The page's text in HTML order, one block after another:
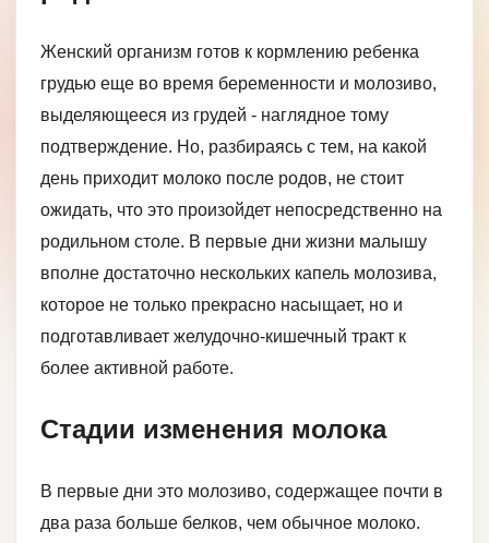
Женский организм готов к кормлению ребенка
грудью еще во время беременности и молозиво,
выделяющееся из грудей - наглядное тому
подтверждение. Но, разбираясь с тем, на какой
день приходит молоко после родов, не стоит
ожидать, что это произойдет непосредственно на
родильном столе. В первые дни жизни малышу
вполне достаточно нескольких капель молозива,
которое не только прекрасно насыщает, но и
подготавливает желудочно-кишечный тракт к
более активной работе.
Стадии изменения молока
В первые дни это молозиво, содержащее почти в
два раза больше белков, чем обычное молоко.